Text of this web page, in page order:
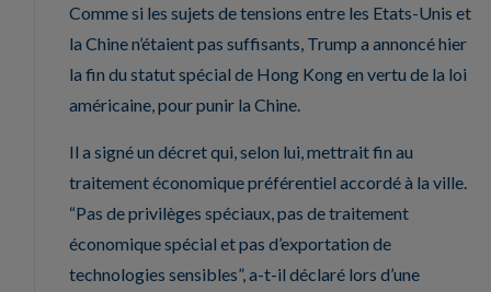
Comme si les sujets de tensions entre les Etats-Unis et
la Chine n’étaient pas suffisants, Trump a annoncé hier
la fin du statut spécial de Hong Kong en vertu de la loi
américaine, pour punir la Chine.
Il a signé un décret qui, selon lui, mettrait fin au
traitement économique préférentiel accordé à la ville.
“Pas de privilèges spéciaux, pas de traitement
économique spécial et pas d’exportation de
technologies sensibles”, a-t-il déclaré lors d’une